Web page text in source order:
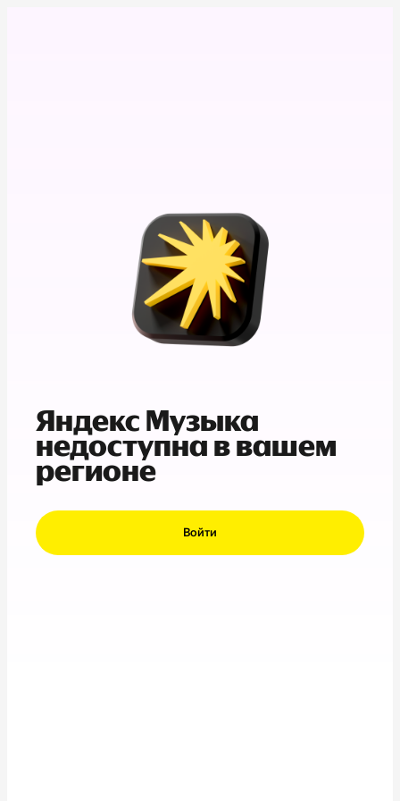
Яндекс Музыка
недоступна в вашем
регионе
Войти